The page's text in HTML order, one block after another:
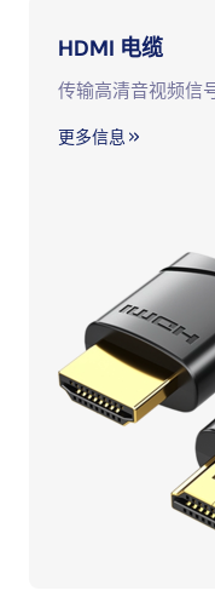
HDMI 电缆
传输高清音视频信
更多信息